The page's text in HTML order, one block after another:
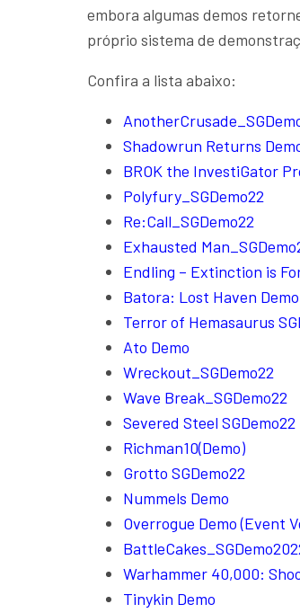
embora algumas demos
próprio sistema de
Confira a lista abaixo:
Shadowrun Returns
BROK the InvestiGator
Polyfury_SGDemo22
Re:Call_SGDemo22
Exhausted
Endling – Extinction is
Batora: Lost Haven Demo
Terror of Hemasaurus
Ato Demo
Wreckout_SGDemo22
Wave Break_SGDemo22
Severed Steel SGDemo22
Richman10(Demo)
Grotto SGDemo22
Nummels Demo
Overrogue Demo (Event
Warhammer 40,000:
Tinykin Demo